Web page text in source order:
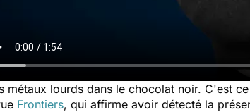
métaux lourds dans le chocolat noir. C'est
Frontiers, qui affirme avoir détecté la